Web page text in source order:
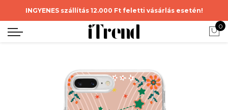
INGYENES szállítás 12.000 Ft feletti vásárlás esetén!
0